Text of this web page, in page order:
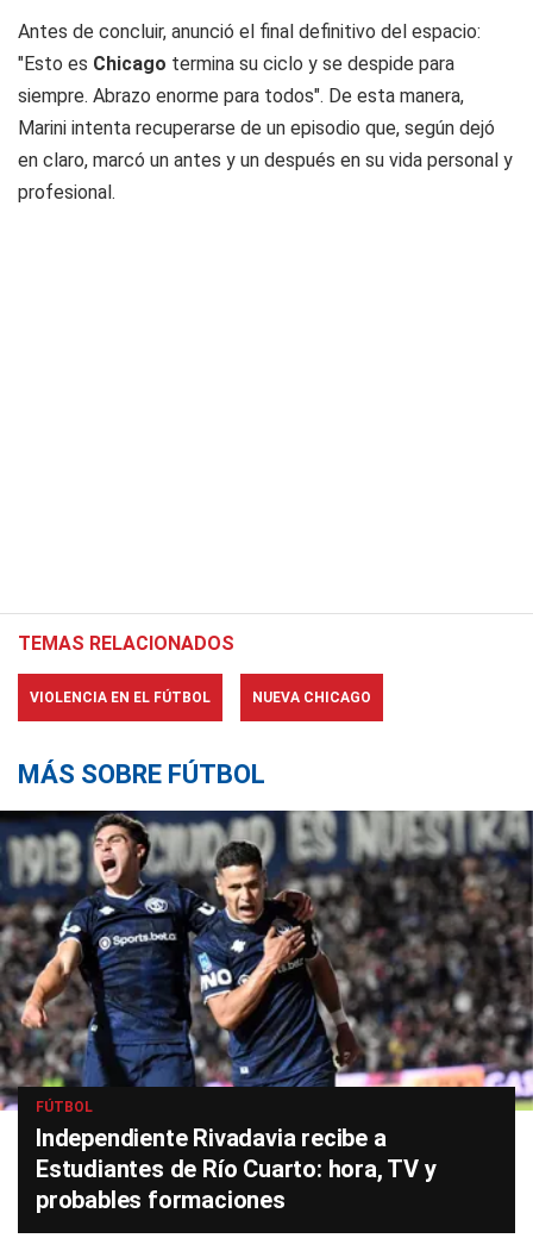
Antes de concluir, anunció el final definitivo del espacio:
"Esto es Chicago termina su ciclo y se despide para
siempre. Abrazo enorme para todos". De esta manera,
Marini intenta recuperarse de un episodio que, según dejó
en claro, marcó un antes y un después en su vida personal y
profesional.
TEMAS RELACIONADOS
VIOLENCIA EN EL FÚTBOL NUEVA CHICAGO
MÁS SOBRE FÚTBOL
FÚTBOL
Independiente Rivadavia recibe a
Estudiantes de Río Cuarto: hora, TV y
probables formaciones